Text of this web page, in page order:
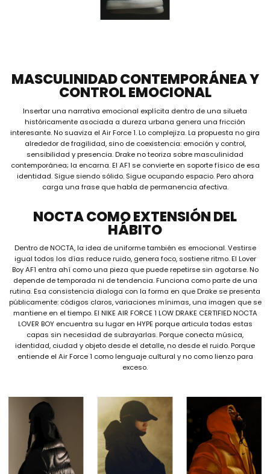
MASCULINIDAD CONTEMPORÁNEA Y
CONTROL EMOCIONAL
Insertar una narrativa emocional explícita dentro de una silueta
históricamente asociada a dureza urbana genera una fricción
interesante. No suaviza el Air Force 1. Lo complejiza. La propuesta no gira
alrededor de fragilidad, sino de coexistencia: emoción y control,
sensibilidad y presencia. Drake no teoriza sobre masculinidad
contemporánea; la encarna. El AF1 se convierte en soporte físico de esa
identidad. Sigue siendo sólido. Sigue ocupando espacio. Pero ahora
carga una frase que habla de permanencia afectiva.
NOCTA COMO EXTENSIÓN DEL
HÁBITO
Dentro de NOCTA, la idea de uniforme también es emocional. Vestirse
igual todos los días reduce ruido, genera foco, sostiene ritmo. El Lover
Boy AF1 entra ahí como una pieza que puede repetirse sin agotarse. No
depende de temporada ni de tendencia. Funciona como parte de una
rutina. Esa consistencia dialoga con la forma en que Drake se presenta
públicamente: códigos claros, variaciones mínimas, una imagen que se
mantiene en el tiempo. El NIKE AIR FORCE 1 LOW DRAKE CERTIFIED NOCTA
LOVER BOY encuentra su lugar en HYPE porque articula todas estas
capas sin necesidad de subrayarlas. Porque conecta música,
identidad, ciudad y objeto desde el detalle, no desde el ruido. Porque
entiende el Air Force 1 como lenguaje cultural y no como lienzo para
exceso.